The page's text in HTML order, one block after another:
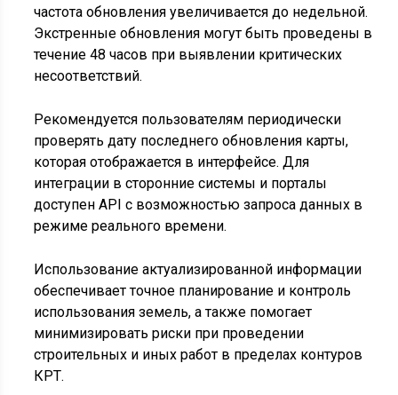
частота обновления увеличивается до недельной.
Экстренные обновления могут быть проведены в
течение 48 часов при выявлении критических
несоответствий.
Рекомендуется пользователям периодически
проверять дату последнего обновления карты,
которая отображается в интерфейсе. Для
интеграции в сторонние системы и порталы
доступен API с возможностью запроса данных в
режиме реального времени.
Использование актуализированной информации
обеспечивает точное планирование и контроль
использования земель, а также помогает
минимизировать риски при проведении
строительных и иных работ в пределах контуров
КРТ.